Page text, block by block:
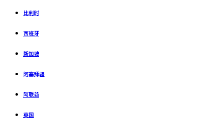
比利时
西班牙
新加坡
阿塞拜疆
阿联酋
英国